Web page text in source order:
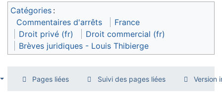
Catégories :
Commentaires d'arrêts
France
Droit privé (fr)
Droit commercial (fr)
Brèves juridiques - Louis Thibierge
Pages liées Suivi des pages liées Version